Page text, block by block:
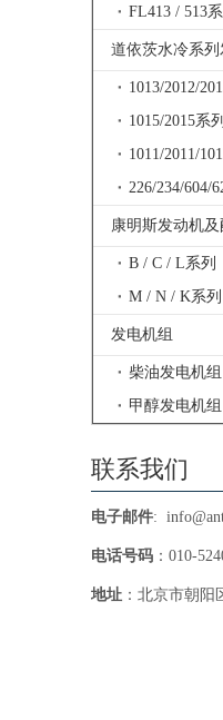
FL413 / 513
道依茨水冷系
1013/2012/
1015/2015系列
1011/2011/
226/234/604/
康明斯发动机
B / C / L系列
M / N / K系列
发电机组
柴油发电机组
甲醇发电机组
联系我们
电子邮件:
电话号码 ：010-
地址 ：北京市朝阳